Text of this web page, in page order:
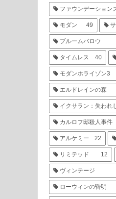
ファウンデーション
モダン 49 サ
ブルームバロウ
タイムレス 40
モダンホライゾン3
エルドレインの森
イクサラン：失われ
カルロフ邸殺人事件
アルケミー 22
リミテッド 12
ヴィンテージ
ローウィンの昏明